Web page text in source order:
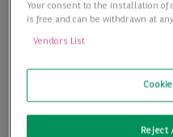
Hochwertige Büroflächen
Your consent to the installation of
is free and can be withdrawn at
Vendors List
Reject